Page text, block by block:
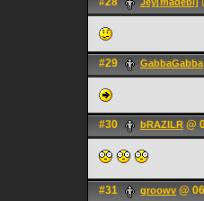
#29 GabbaGabba
#30 bRAZILR @
#31 groowv @